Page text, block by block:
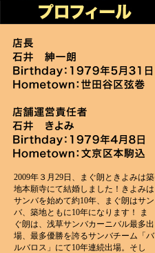
2009年３月29日、まぐ朗ときよみは築
地本願寺にて結婚しました！きよみは
サンバを始めて約10年、まぐ朗はサン
バ、築地ともに10年になります！ ま
ぐ朗は、浅草サンバカーニバル最多出
場、最多優勝を誇るサンバチーム「バ
ルバロス」にて10年連続出場。そし